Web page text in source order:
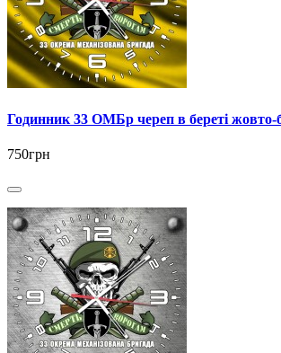
Годинник 33 ОМБр череп в береті жовто-
750грн